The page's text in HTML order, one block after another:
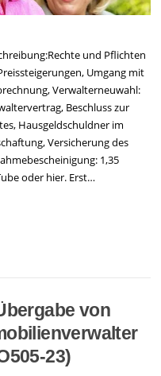
und Pflichten
Umgang mit
Verwalterneuwahl:
Beschluss zur
Hausgeldschuldner im
Versicherung des
1,35
oder hier. Erst…
von
23)